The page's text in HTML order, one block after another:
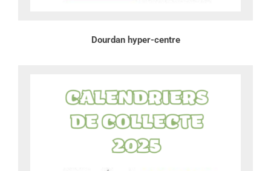
Dourdan hyper-centre